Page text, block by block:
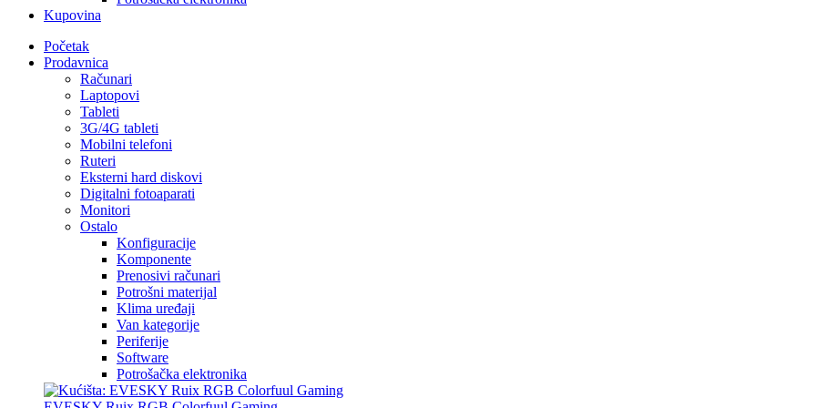
Kupovina
Početak
Prodavnica
Računari
Laptopovi
Tableti
3G/4G tableti
Mobilni telefoni
Ruteri
Eksterni hard diskovi
Digitalni fotoaparati
Monitori
Ostalo
Konfiguracije
Komponente
Prenosivi računari
Potrošni materijal
Klima uređaji
Van kategorije
Periferije
Software
Potrošačka elektronika